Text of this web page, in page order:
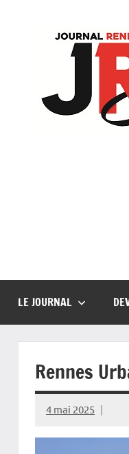
LE JOURNAL
Rennes
4 mai 2025
Rédaction
JRS